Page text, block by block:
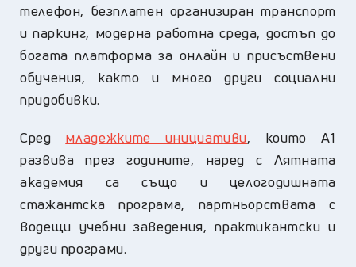
телефон, безплатен организиран транспорт
и паркинг, модерна работна среда, достъп до
богата платформа за онлайн и присъствени
обучения, както и много други социални
придобивки.
Сред младежките инициативи, които А1
развива през годините, наред с Лятната
академия са също и целогодишната
стажантска програма, партньорствата с
водещи учебни заведения, практикантски и
други програми.